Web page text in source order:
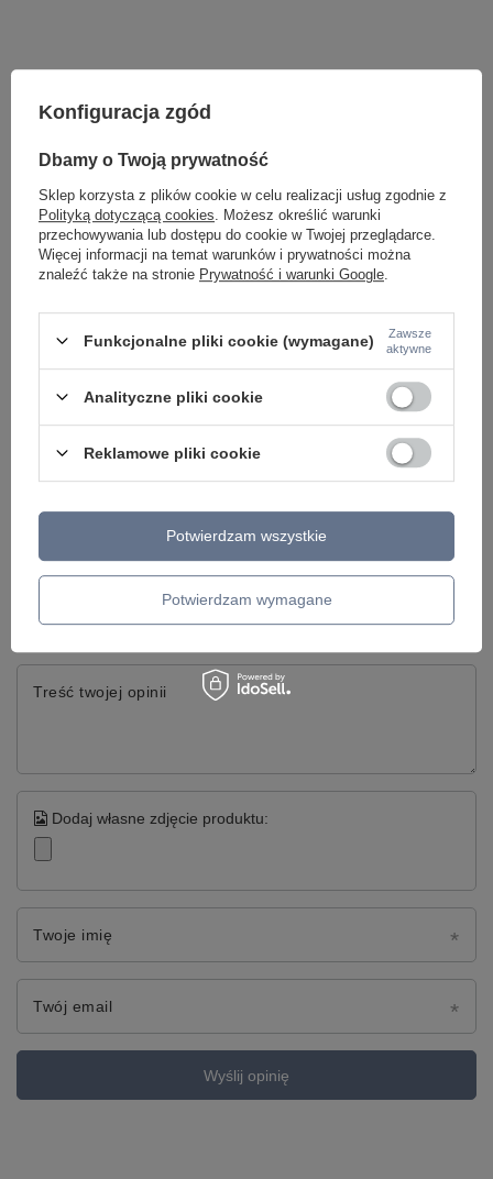
Potrzebujesz pomocy? Masz pytania lub
chcesz lepszą cenę?
Napisz do nas - doradzimy, odpowiemy
szybko i przygotujemy indywidualną ofertę
dopasowaną do Ciebie..
Napisz do nas
Model znajdziesz w kategoriach
Napisz swoją opinię
5/5
Treść twojej opinii
Dodaj własne zdjęcie produktu:
Twoje imię
Twój email
Wyślij opinię
Konfiguracja zgód
Dbamy o Twoją prywatność
Sklep korzysta z plików cookie w celu realizacji usług zgodnie z
Polityką dotyczącą cookies . Możesz określić warunki
przechowywania lub dostępu do cookie w Twojej przeglądarce.
Więcej informacji na temat warunków i prywatności można
znaleźć także na stronie Prywatność i warunki Google
Funkcjonalne pliki cookie (wymagane)
Zawsze
aktywne
Analityczne pliki cookie
Reklamowe pliki cookie
Potwierdzam wymagane
Potwierdzam wszystkie